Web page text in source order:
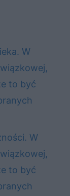
W
to być
W
to być